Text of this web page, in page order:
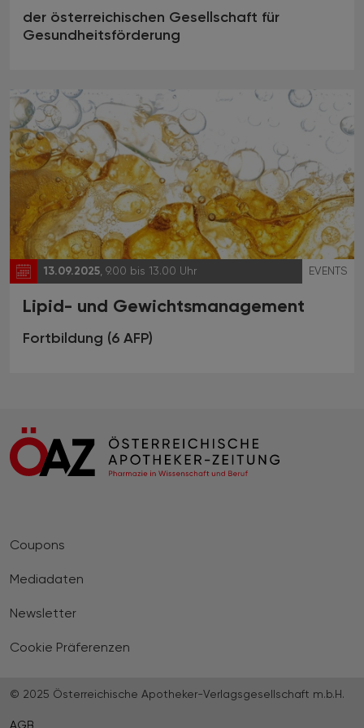
der österreichischen Gesellschaft für
Gesundheitsförderung
13.09.2025, 9.00 bis 13.00 Uhr EVENTS
Lipid- und Gewichtsmanagement
Fortbildung (6 AFP)
Coupons
Mediadaten
Newsletter
Cookie Präferenzen
© 2025 Österreichische Apotheker-Verlagsgesellschaft m.b.H.
AGB